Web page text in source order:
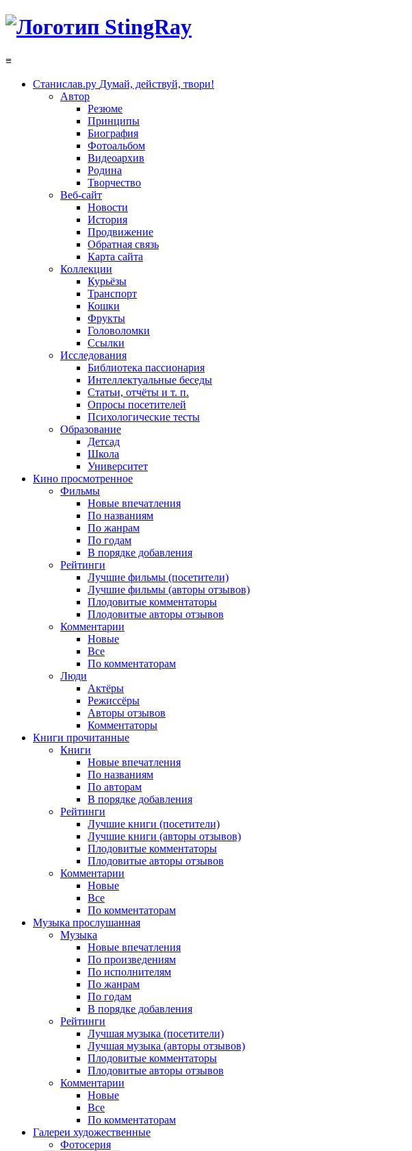
≡
Станислав.ру Думай, действуй, твори!
Автор
Резюме
Принципы
Биография
Фотоальбом
Видеоархив
Родина
Творчество
Веб-сайт
Новости
История
Продвижение
Обратная связь
Карта сайта
Коллекции
Курьёзы
Транспорт
Кошки
Фрукты
Головоломки
Ссылки
Исследования
Библиотека пассионария
Интеллектуальные беседы
Статьи, отчёты и т. п.
Опросы посетителей
Психологические тесты
Образование
Детсад
Школа
Университет
Кино просмотренное
Фильмы
Новые впечатления
По названиям
По жанрам
По годам
В порядке добавления
Рейтинги
Лучшие фильмы (посетители)
Лучшие фильмы (авторы отзывов)
Плодовитые комментаторы
Плодовитые авторы отзывов
Комментарии
Новые
Все
По комментаторам
Люди
Актёры
Режиссёры
Авторы отзывов
Комментаторы
Книги прочитанные
Книги
Новые впечатления
По названиям
По авторам
В порядке добавления
Рейтинги
Лучшие книги (посетители)
Лучшие книги (авторы отзывов)
Плодовитые комментаторы
Плодовитые авторы отзывов
Комментарии
Новые
Все
По комментаторам
Музыка прослушанная
Музыка
Новые впечатления
По произведениям
По исполнителям
По жанрам
По годам
В порядке добавления
Рейтинги
Лучшая музыка (посетители)
Лучшая музыка (авторы отзывов)
Плодовитые комментаторы
Плодовитые авторы отзывов
Комментарии
Новые
Все
По комментаторам
Галереи художественные
Фотосерия